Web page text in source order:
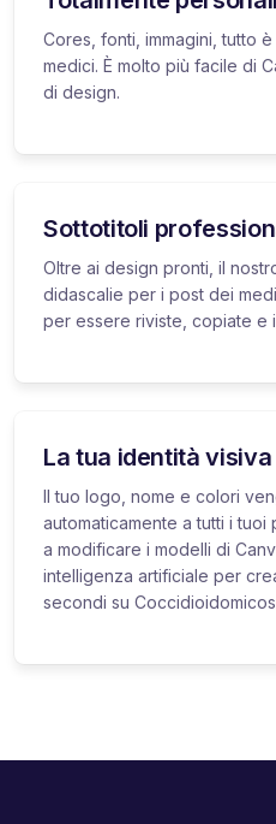
Cores, fonti, immagini, tutto
medici. È molto più facile di
di design.
Sottotitoli
Oltre ai design pronti, il
didascalie per i post dei
per essere riviste, copiate
La tua identità visiva
Il tuo logo, nome e colori
automaticamente a tutti i
a modificare i modelli di
intelligenza artificiale per
secondi su